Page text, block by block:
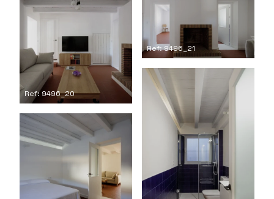
Ref: 9496_20
Ref: 9496_21